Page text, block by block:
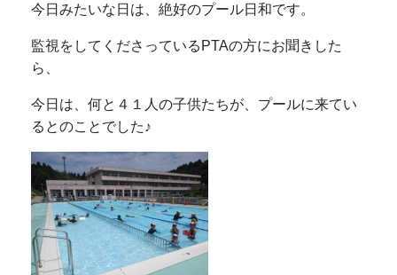
今日みたいな日は、絶好のプール日和です。
監視をしてくださっているPTAの方にお聞きした
ら、
今日は、何と４１人の子供たちが、プールに来てい
るとのことでした♪